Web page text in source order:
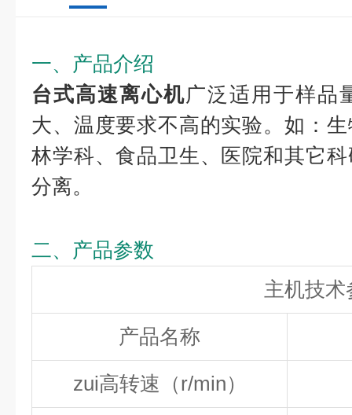
一、产品介绍
台式高速离心机广泛适用于样品
大、温度要求不高的实验。如：
林学科、食品卫生、医院和其它
分离。
二、产品参数
主机技术
产品名称
zui高转速（r/min）